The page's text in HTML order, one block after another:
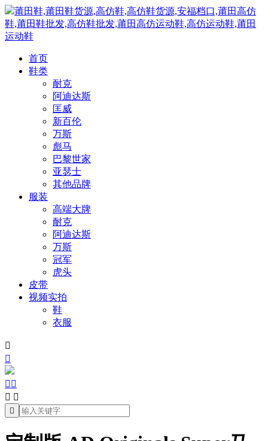
莆田鞋,莆田鞋货源,高仿鞋,高仿鞋货源,安福档口,莆田高仿
鞋,莆田鞋批发,高仿鞋批发,莆田高仿运动鞋,高仿运动鞋,莆田
运动鞋
首页
鞋类
耐克
阿迪达斯
匡威
新百伦
万斯
彪马
巴黎世家
亚瑟士
其他品牌
服装
高端大牌
耐克
阿迪达斯
万斯
冠军
虎头
皮带
视频实拍
鞋
衣服


 
 
